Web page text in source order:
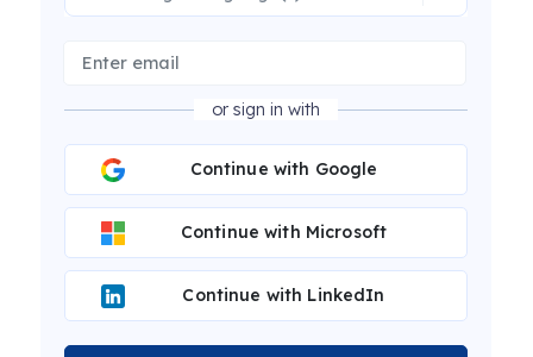
or sign in with
Continue with Google
Continue with Microsoft
Continue with LinkedIn